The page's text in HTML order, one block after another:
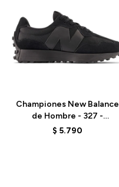
Championes New Balance
de Hombre - 327 -
MS327CTB - BLACK
$ 5.790